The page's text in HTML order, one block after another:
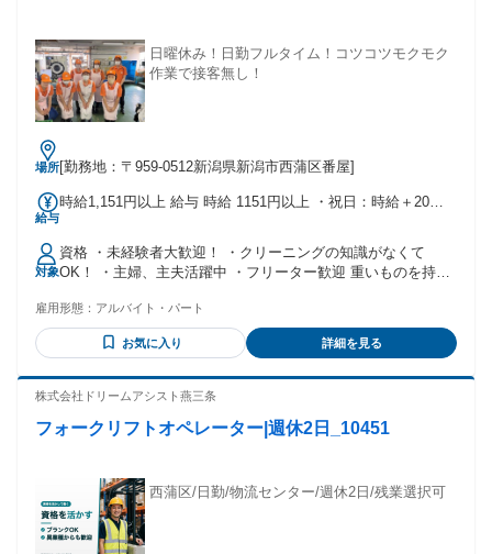
日曜休み！日勤フルタイム！コツコツモクモク
作業で接客無し！
場所[勤務地：〒959-0512新潟県新潟市西蒲区番屋]
給与
時給1,151円以上 給与 時給 1151円以上 ・祝日：時給＋20円
あり ・昇給あり （評価により年2回時給アップ） 交通費：交
通費支給 ■交通費規定支給（片道2km以上から支給、上限
10,000円/月） ■車通勤OK ■駐車場あり（月1,000円自己負
担）
対象
資格 ・未経験者大歓迎！ ・クリーニングの知識がなくて
OK！ ・主婦、主夫活躍中 ・フリーター歓迎 重いものを持つ
たい方におすすめです！
雇用形態： アルバイト・パート
お気に入り 詳細を見る
株式会社ドリームアシスト燕三条
フォークリフトオペレーター|週休2日_10451
西蒲区/日勤/物流センター/週休2日/残業選択可